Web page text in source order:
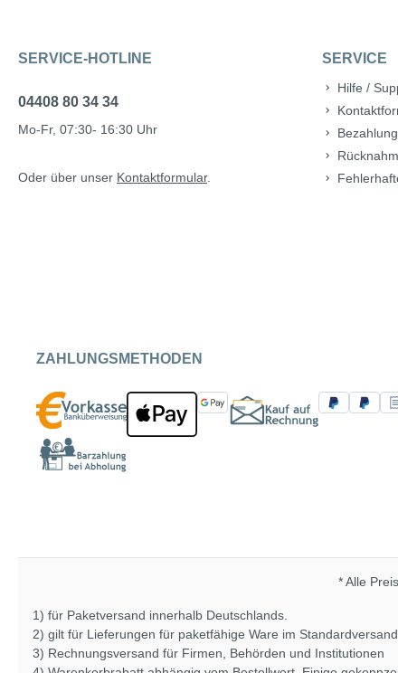
SERVICE-HOTLINE
04408 80 34 34
Mo-Fr, 07:30- 16:30 Uhr
Oder über unser Kontaktformular.
SERVICE
Hilfe /
ZAHLUNGSMETHODEN
* Alle
1) für Paketversand innerhalb Deutschlands.
2) gilt für Lieferungen für paketfähige Ware im
3) Rechnungsversand für Firmen, Behörden und Institutionen